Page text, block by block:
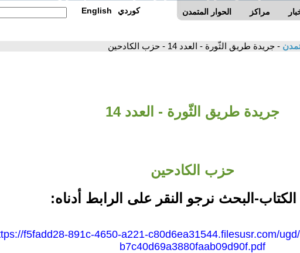
الحوار المتمدن مراكز English كوردي
- جريدة طريق الثّورة - العدد 14 - حزب الكادحين
جريدة طريق الثّورة - العدد 14
حزب الكادحين
الكتاب-البحث نرجو النقر على الرابط أدناه:
f5fadd28-891c-4650-a221-c80d6ea31544.filesusr.com/
b7c40d69a3880faab09d90f.pdf